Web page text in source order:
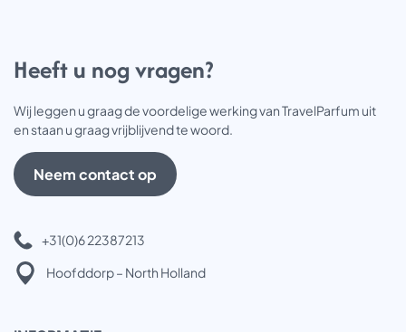
Heeft u nog vragen?
Wij leggen u graag de voordelige werking van TravelParfum uit
en staan u graag vrijblijvend te woord.
Neem contact op
+31(0)6 22387213
Hoofddorp – North Holland